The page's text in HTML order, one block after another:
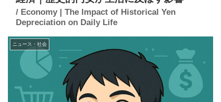
/ Economy | The Impact of Historical Yen
Depreciation on Daily Life
ニュース・社会